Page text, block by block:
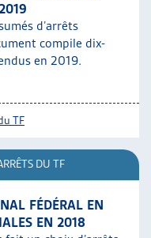
d’arrêts
compile dix-
en 2019.
TF
DU TF
FÉDÉRAL EN
EN 2018